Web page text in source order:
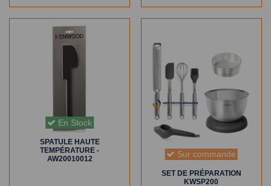
En Stock
SPATULE HAUTE
TEMPÉRATURE -
AW20010012
Sur commande
SET DE PRÉPARATION
KWSP200